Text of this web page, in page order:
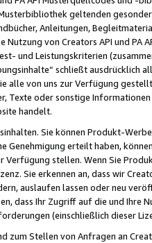
geltenden
Anleitungen,
Nutzung von Creators API und PA
und Leistungskriterien
schließt ausdrücklich
alle von uns zur Verfügung
Texte oder sonstige
handelt.
Sie können Produkt-
Genehmigung erteilt haben,
Verfügung stellen. Wenn Sie
Sie erkennen an, dass wir
auslaufen lassen oder neu
dass Ihr Zugriff auf die und Ihre
(einschließlich dieser
zum Stellen von Anfragen an